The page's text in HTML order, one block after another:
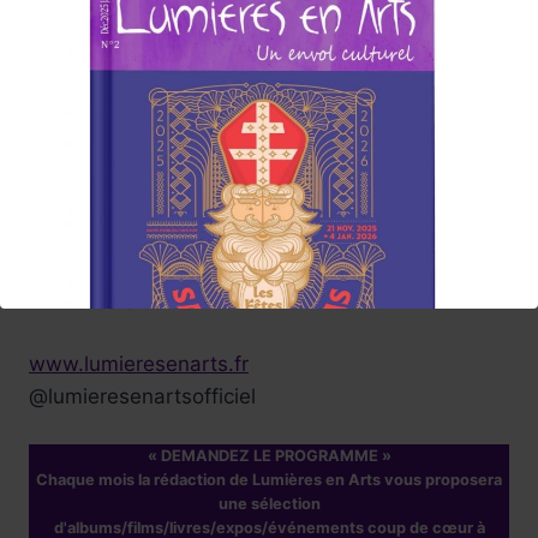
Tels sont nos souhaits enthousiastes ....
Participez vous aussi à cette
aventure culturelle , nous serons attentifs à vos
suggestions .
Carine, et toute l'équipe
de rédaction du Magazine
Abonnez-vous à la Newsletter
Lumières en Arts
www.lumieresenarts.fr
@lumieresenartsofficiel
« DEMANDEZ LE PROGRAMME »
Chaque mois la rédaction de Lumières en Arts vous proposera
une sélection
d'albums/films/livres/expos/événements coup de cœur à